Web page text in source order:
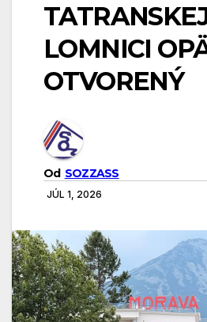
LOMNICI
OTVORENÝ
Od SOZZASS
JÚL 1, 2026